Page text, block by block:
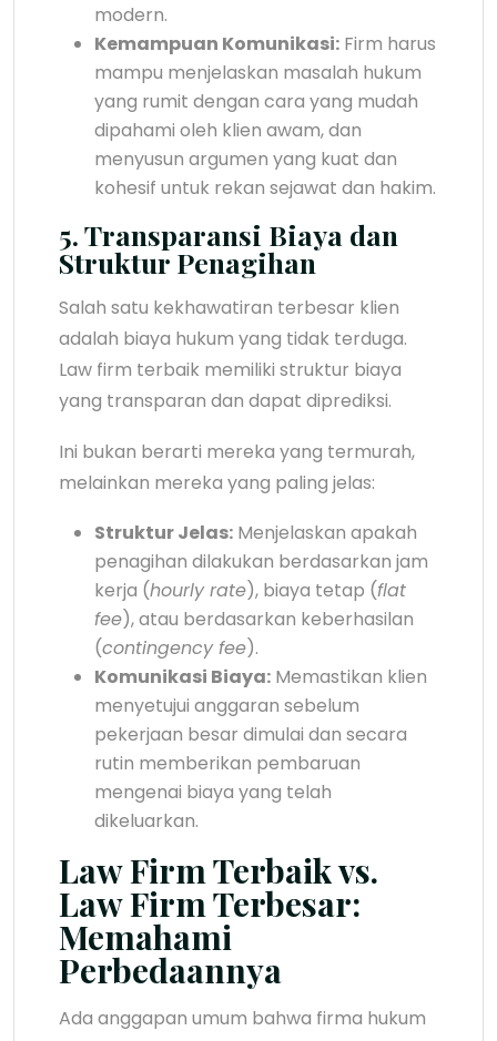
modern.
Kemampuan Komunikasi: Firm harus
mampu menjelaskan masalah hukum
yang rumit dengan cara yang mudah
dipahami oleh klien awam, dan
menyusun argumen yang kuat dan
kohesif untuk rekan sejawat dan hakim.
5. Transparansi Biaya dan
Struktur Penagihan
Salah satu kekhawatiran terbesar klien
adalah biaya hukum yang tidak terduga.
Law firm terbaik memiliki struktur biaya
yang transparan dan dapat diprediksi.
Ini bukan berarti mereka yang termurah,
melainkan mereka yang paling jelas:
Struktur Jelas: Menjelaskan apakah
penagihan dilakukan berdasarkan jam
kerja (hourly rate), biaya tetap (flat
fee), atau berdasarkan keberhasilan
(contingency fee).
Komunikasi Biaya: Memastikan klien
menyetujui anggaran sebelum
pekerjaan besar dimulai dan secara
rutin memberikan pembaruan
mengenai biaya yang telah
dikeluarkan.
Law Firm Terbaik vs.
Law Firm Terbesar:
Memahami
Perbedaannya
Ada anggapan umum bahwa firma hukum